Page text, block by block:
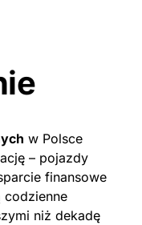
w Polsce
– pojazdy
finansowe
codzienne
niż dekadę